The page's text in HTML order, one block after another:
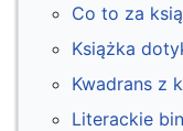
Co to za
Książka
Kwadrans z
Literackie